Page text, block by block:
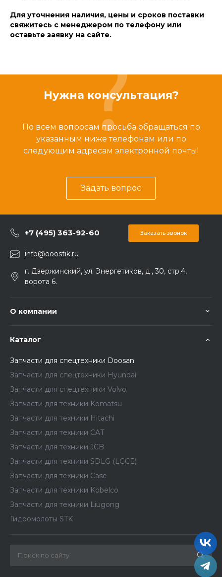
Для уточнения наличия, цены и сроков поставки
свяжитесь с менеджером по телефону или
оставьте заявку на сайте.
Нужна консультация?
По всем вопросам просьба обращаться по
указанным ниже телефонам или по
следующим адресам электронной почты!
Задать вопрос
+7 (495) 363-92-60 Заказать звонок
info@ooostik.ru
г. Дзержинский, ул. Энергетиков, д., 30, стр.4,
ворота 6.
О компании
Каталог
Запчасти для спецтехники Doosan
Запчасти для спецтехники Hyundai
Запчасти для спецтехники Volvo
Запчасти для техники Komatsu
Запчасти для техники Hitachi
Запчасти для техники CAT
Запчасти для техники JCB
Запчасти для техники SDLG (LGCE)
Запчасти для техники Case
Запчасти для техники Kobelco
Запчасти для техники Liugong
Гидромолоты STK